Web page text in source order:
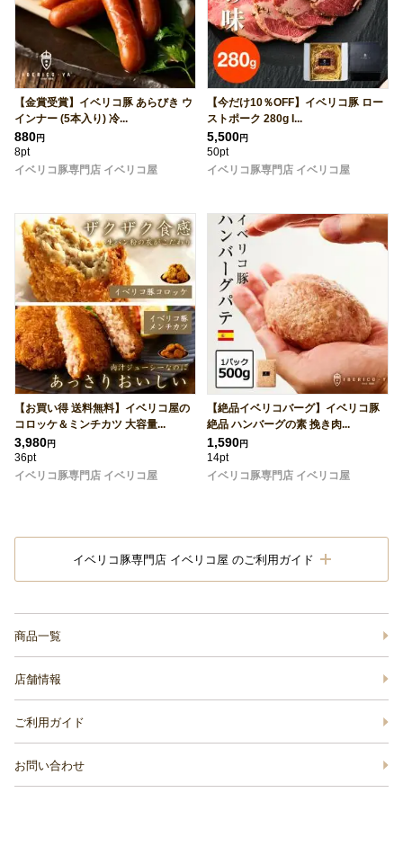
【金賞受賞】イベリコ豚 あらびき ウ
インナー (5本入り) 冷...
880円
8pt
イベリコ豚専門店 イベリコ屋
【今だけ10％OFF】イベリコ豚 ロー
ストポーク 280g I...
5,500円
50pt
イベリコ豚専門店 イベリコ屋
【お買い得 送料無料】イベリコ屋の
コロッケ＆ミンチカツ 大容量...
3,980円
36pt
イベリコ豚専門店 イベリコ屋
【絶品イベリコバーグ】イベリコ豚
絶品 ハンバーグの素 挽き肉...
1,590円
14pt
イベリコ豚専門店 イベリコ屋
イベリコ豚専門店 イベリコ屋 のご利用ガイド
商品一覧
店舗情報
ご利用ガイド
お問い合わせ